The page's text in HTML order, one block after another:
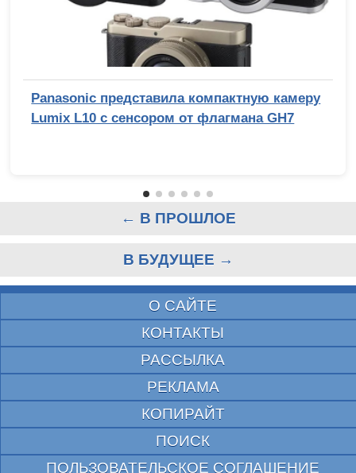
Panasonic представила компактную камеру
Lumix L10 с сенсором от флагмана GH7
← В ПРОШЛОЕ
В БУДУЩЕЕ →
О САЙТЕ
КОНТАКТЫ
РАССЫЛКА
РЕКЛАМА
КОПИРАЙТ
ПОИСК
ПОЛЬЗОВАТЕЛЬСКОЕ СОГЛАШЕНИЕ